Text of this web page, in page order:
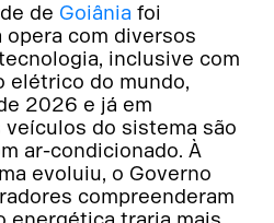
de Goiânia foi
opera com diversos
inclusive com
elétrico do mundo,
2026 e já em
veículos do sistema são
ar-condicionado. À
evoluiu, o Governo
compreenderam